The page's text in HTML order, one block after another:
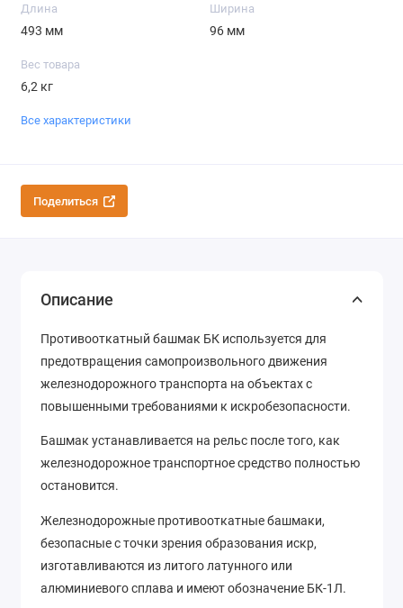
Длина
493 мм
Ширина
96 мм
Вес товара
6,2 кг
Все характеристики
Поделиться
Описание
Противооткатный башмак БК используется для
предотвращения самопроизвольного движения
железнодорожного транспорта на объектах с
повышенными требованиями к искробезопасности.
Башмак устанавливается на рельс после того, как
железнодорожное транспортное средство полностью
остановится.
Железнодорожные противооткатные башмаки,
безопасные с точки зрения образования искр,
изготавливаются из литого латунного или
алюминиевого сплава и имеют обозначение БК-1Л.